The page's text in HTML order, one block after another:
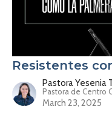
Resistentes
Pastora Yesenia
Pastora de Centro
March 23, 2025